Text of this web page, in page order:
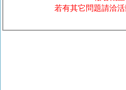
若有其它問題請洽